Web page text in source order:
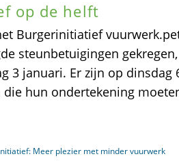
op de helft
Burgerinitiatief
steunbetuigingen
3 januari. Er zijn op dinsdag
hun ondertekening
Meer plezier met minder vuurwerk